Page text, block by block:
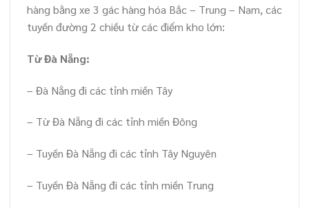
hàng bằng xe 3 gác hàng hóa Bắc – Trung – Nam, các
tuyến đường 2 chiều từ các điểm kho lớn:
Từ Đà Nẵng:
– Đà Nẵng đi các tỉnh miền Tây
– Từ Đà Nẵng đi các tỉnh miền Đông
– Tuyến Đà Nẵng đi các tỉnh Tây Nguyên
– Tuyến Đà Nẵng đi các tỉnh miền Trung